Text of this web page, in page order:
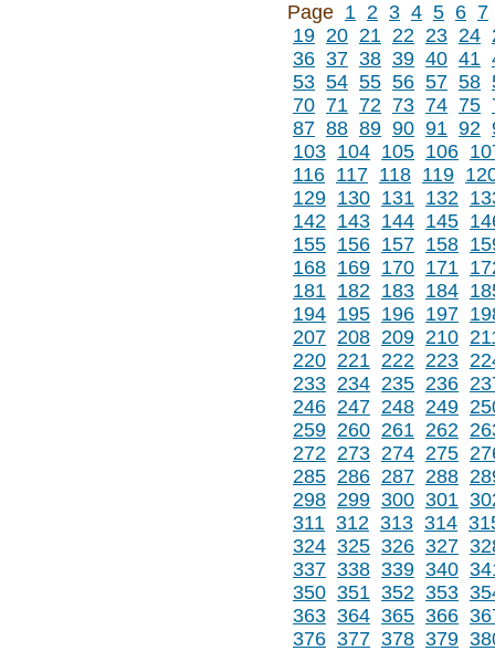
Page 1 2 3 4 5 6 7
19 20 21 22 23 24
36 37 38 39 40 41
53 54 55 56 57 58
70 71 72 73 74 75
87 88 89 90 91 92
103 104 105 106
116 117 118 119
129 130 131 132
142 143 144 145
155 156 157 158
168 169 170 171
181 182 183 184
194 195 196 197
207 208 209 210
220 221 222 223
233 234 235 236
246 247 248 249
259 260 261 262
272 273 274 275
285 286 287 288
298 299 300 301
311 312 313 314
324 325 326 327
337 338 339 340
350 351 352 353
363 364 365 366
376 377 378 379